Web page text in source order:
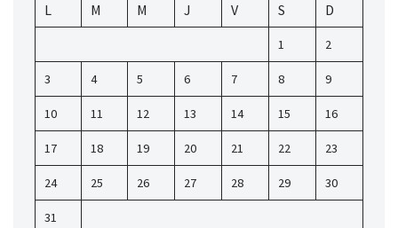
L
M M J V S D
1 2
3 4 5 6 7 8 9
10 11 12 13 14 15 16
17 18 19 20 21 22 23
24 25 26 27 28 29 30
31